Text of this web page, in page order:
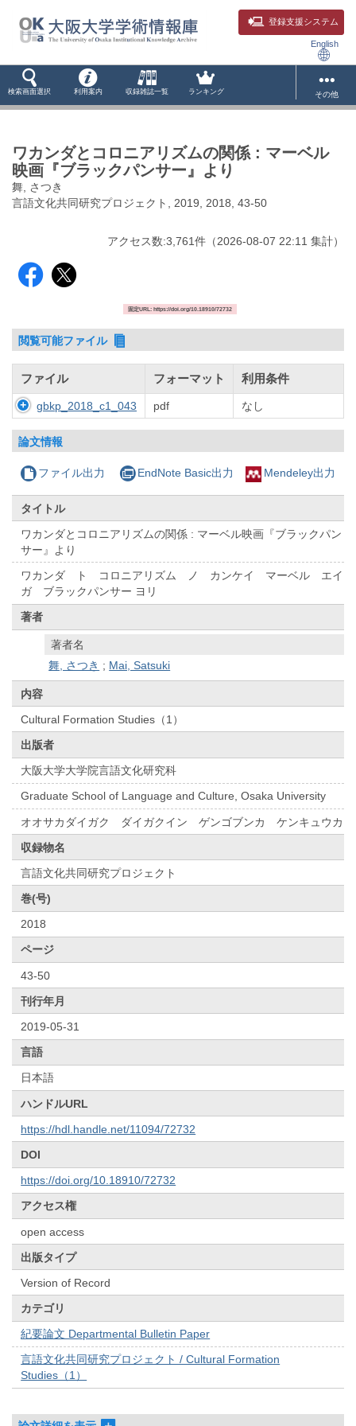
登録支援システム
English
検索画面選択 利用案内 収録雑誌一覧 ランキング その他
ワカンダとコロニアリズムの関係 : マーベル
映画『ブラックパンサー』より
舞, さつき
言語文化共同研究プロジェクト, 2019, 2018, 43-50
アクセス数:3,761件 （2026-08-07 22:11 集計）
固定URL: https://doi.org/10.18910/72732
閲覧可能ファイル
ファイル フォーマット 利用条件
gbkp_2018_c1_043 pdf なし
論文情報
ファイル出力 EndNote Basic出力 Mendeley出力
タイトル
ワカンダとコロニアリズムの関係 : マーベル映画『ブラックパン
サー』より
ワカンダ ト コロニアリズム ノ カンケイ マーベル エイ
ガ ブラックパンサー ヨリ
著者
著者名
舞, さつき ; Mai, Satsuki
内容
Cultural Formation Studies（1）
出版者
大阪大学大学院言語文化研究科
Graduate School of Language and Culture, Osaka University
オオサカダイガク ダイガクイン ゲンゴブンカ ケンキュウカ
収録物名
言語文化共同研究プロジェクト
巻(号)
2018
ページ
43-50
刊行年月
2019-05-31
言語
日本語
ハンドルURL
https://hdl.handle.net/11094/72732
DOI
https://doi.org/10.18910/72732
アクセス権
open access
出版タイプ
Version of Record
カテゴリ
紀要論文 Departmental Bulletin Paper
言語文化共同研究プロジェクト / Cultural Formation
Studies（1）